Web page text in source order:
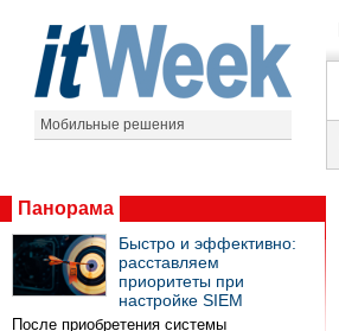
Мобильные решения
Панорама
Быстро и эффективно:
расставляем
приоритеты при
настройке SIEM
После приобретения системы